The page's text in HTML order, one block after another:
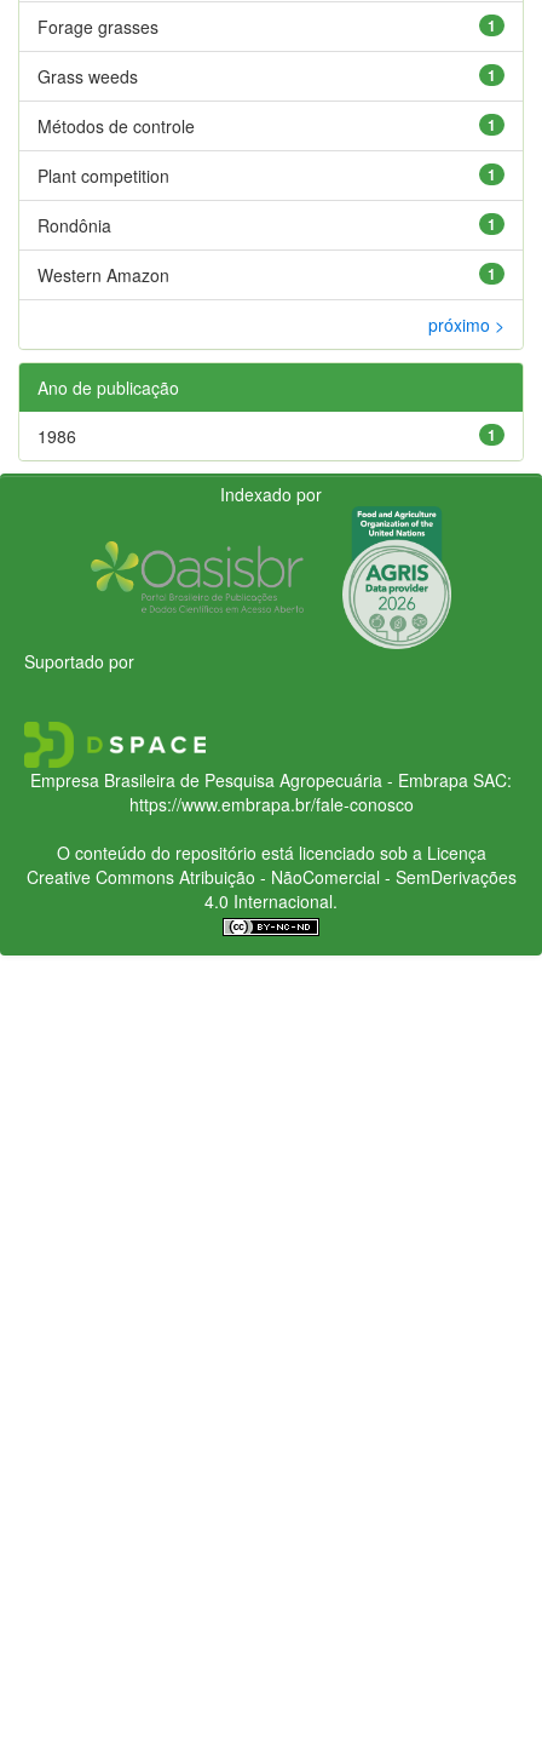
1
Forage grasses
1
Grass weeds
1
Métodos de controle
1
Plant competition
1
Rondônia
1
Western Amazon
próximo >
Ano de publicação
1
1986
Indexado por
Suportado por
Empresa Brasileira de Pesquisa Agropecuária - Embrapa SAC:
https://www.embrapa.br/fale-conosco
O conteúdo do repositório está licenciado sob a Licença
Creative CommonsAtribuição - NãoComercial - SemDerivações
4.0 Internacional.